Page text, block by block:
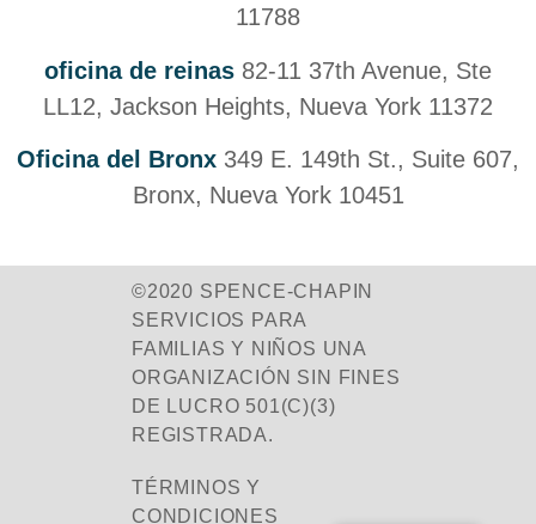
11788
oficina de reinas 82-11 37th Avenue, Ste
LL12, Jackson Heights, Nueva York 11372
Oficina del Bronx 349 E. 149th St., Suite 607,
Bronx, Nueva York 10451
©2020 SPENCE-CHAPIN
SERVICIOS PARA
FAMILIAS Y NIÑOS UNA
ORGANIZACIÓN SIN FINES
DE LUCRO 501(C)(3)
REGISTRADA.
TÉRMINOS Y
CONDICIONES